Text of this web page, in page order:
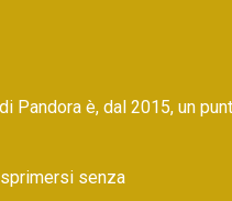
Pandora è, dal 2015, un
senza